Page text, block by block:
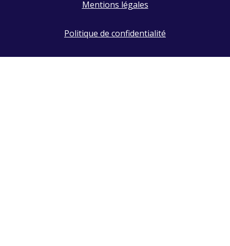
Mentions légales
Politique de confidentialité